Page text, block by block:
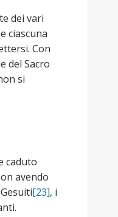
dei vari
ciascuna
Con
del Sacro
si
caduto
avendo
[23], i